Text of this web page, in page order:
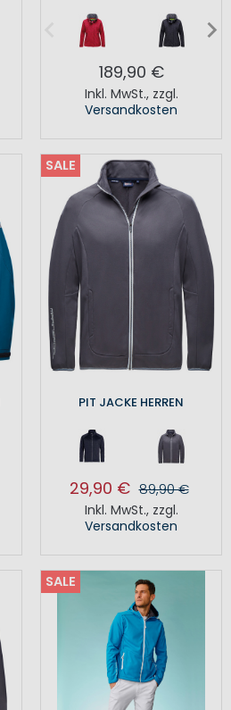
189,90 €
Inkl. MwSt., zzgl.
Versandkosten
SALE
PIT JACKE HERREN
29,90 € 89,90 €
Inkl. MwSt., zzgl.
Versandkosten
SALE